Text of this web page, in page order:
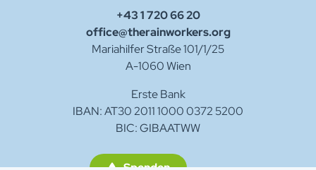
+43 1 720 66 20
office@therainworkers.org
Mariahilfer Straße 101/1/25
A-1060 Wien
Erste Bank
IBAN: AT30 2011 1000 0372 5200
BIC: GIBAATWW